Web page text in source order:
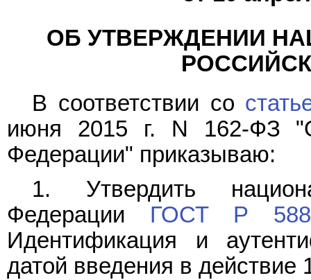
ОБ УТВЕРЖДЕНИИ
В соответствии со
июня 2015 г. N 162-ФЗ "О
Федерации" приказываю:
1. Утвердить
Федерации ГОСТ Р
Идентификация и
датой введения в действие